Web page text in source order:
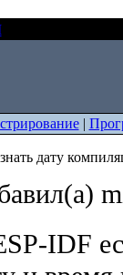
|
дату
IDF